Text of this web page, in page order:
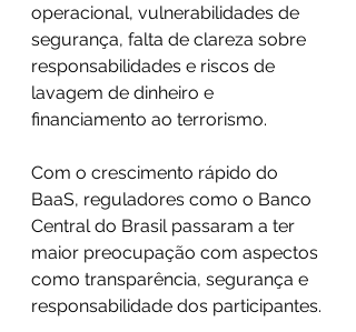
operacional, vulnerabilidades de
segurança, falta de clareza sobre
responsabilidades e riscos de
lavagem de dinheiro e
financiamento ao terrorismo.
Com o crescimento rápido do
BaaS, reguladores como o Banco
Central do Brasil passaram a ter
maior preocupação com aspectos
como transparência, segurança e
responsabilidade dos participantes.